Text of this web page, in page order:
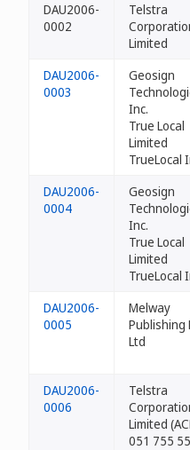
DAU2006-
0002
Telstra
Limited
DAU2006-
0003
Geosign
Inc.
True Local
Limited
TrueLocal
DAU2006-
0004
Geosign
Inc.
True Local
Limited
TrueLocal
DAU2006-
0005
Melway
Publishing
Ltd
DAU2006-
0006
Telstra
Limited
051 755